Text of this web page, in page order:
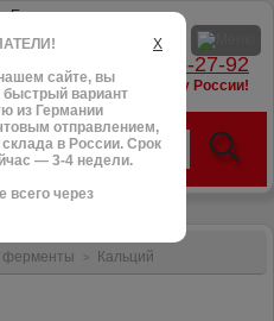
тел.: +7 (966) 095-27-92
доставим в любую точку России!
X
сайте, вы
быстрый вариант
из Германии
отправлением,
в России. Срок
— 3-4 недели.
всего через
ферменты > Кальций